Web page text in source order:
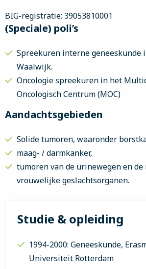
BIG-registratie: 39053810001
(Speciale) poli’s
Spreekuren interne geneeskunde
Waalwijk.
Oncologie spreekuren in het
Oncologisch Centrum (MOC)
Aandachtsgebieden
Solide tumoren, waaronder
maag- / darmkanker,
tumoren van de urinewegen en
vrouwelijke geslachtsorganen.
Studie & opleiding
1994-2000: Geneeskunde,
Universiteit Rotterdam